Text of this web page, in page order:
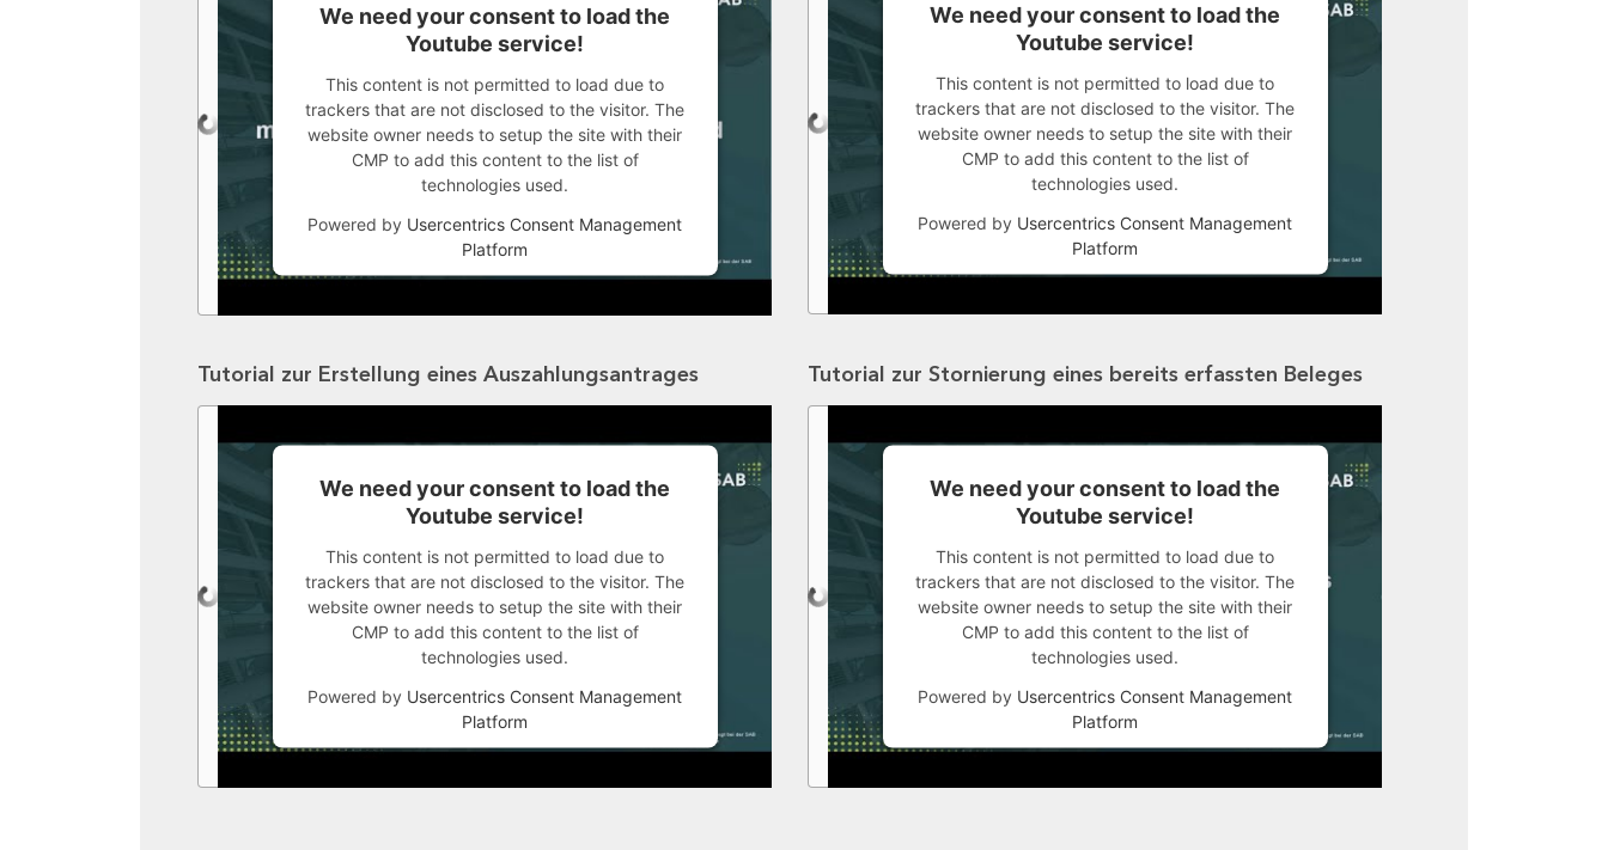
We need your consent to load the
Youtube service!
This content is not permitted to load due to
trackers that are not disclosed to the visitor. The
website owner needs to setup the site with their
CMP to add this content to the list of
technologies used.
Powered by Usercentrics Consent Management
Platform
We need your consent to load the
Youtube service!
This content is not permitted to load due to
trackers that are not disclosed to the visitor. The
website owner needs to setup the site with their
CMP to add this content to the list of
technologies used.
Powered by Usercentrics Consent Management
Platform
Tutorial zur Erstellung eines Auszahlungsantrages
We need your consent to load the
Youtube service!
This content is not permitted to load due to
trackers that are not disclosed to the visitor. The
website owner needs to setup the site with their
CMP to add this content to the list of
technologies used.
Powered by Usercentrics Consent Management
Platform
Tutorial zur Stornierung eines bereits erfassten Beleges
We need your consent to load the
Youtube service!
This content is not permitted to load due to
trackers that are not disclosed to the visitor. The
website owner needs to setup the site with their
CMP to add this content to the list of
technologies used.
Powered by Usercentrics Consent Management
Platform